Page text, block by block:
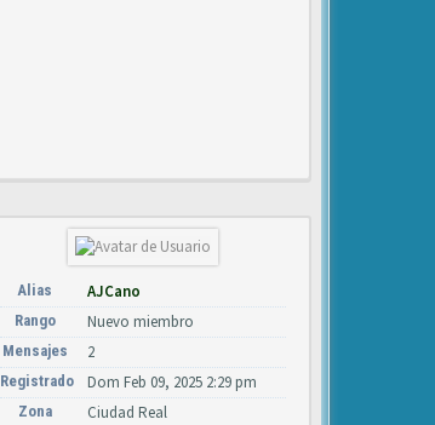
Alias AJCano
Rango Nuevo miembro
Mensajes 2
Registrado Dom Feb 09, 2025 2:29 pm
Zona Ciudad Real